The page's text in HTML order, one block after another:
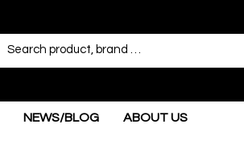
NEWS/BLOG ABOUT US